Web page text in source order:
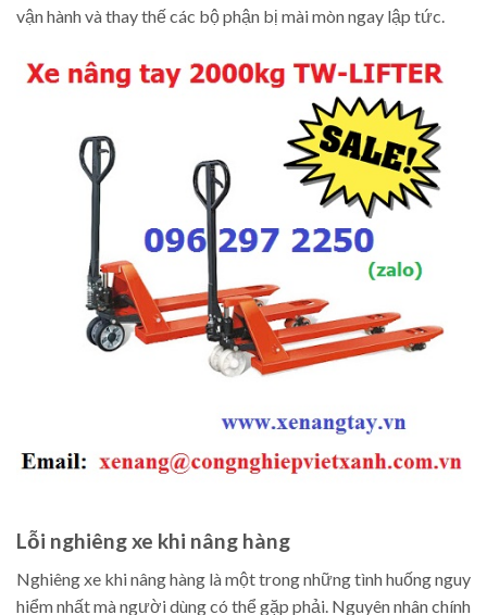
vận hành và thay thế các bộ phận bị mài mòn ngay lập tức.
Lỗi nghiêng xe khi nâng hàng
Nghiêng xe khi nâng hàng là một trong những tình huống nguy
hiểm nhất mà người dùng có thể gặp phải. Nguyên nhân chính